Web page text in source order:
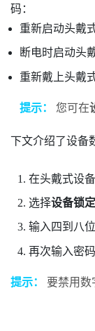
码：
重新启动头戴
断电时启动头
重新戴上头戴
提示： 您可在
下文介绍了设备
在头戴式设
选择设备锁定
输入四到八
再次输入密
提示： 要禁用数